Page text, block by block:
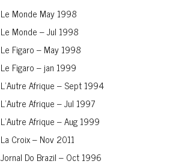
Le Monde May 1998
Le Monde – Jul 1998
Le Figaro – May 1998
Le Figaro – jan 1999
L’Autre Afrique – Sept 1994
L’Autre Afrique – Jul 1997
L’Autre Afrique – Aug 1999
La Croix – Nov 2011
Jornal Do Brazil – Oct 1996